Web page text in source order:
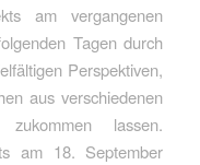
am vergangenen
Tagen durch
Perspektiven,
aus verschiedenen
lassen.
am 18. September